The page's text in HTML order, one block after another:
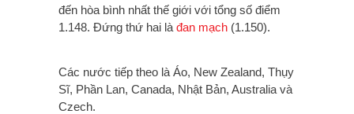
đến hòa bình nhất thế giới với tổng số điểm
1.148. Đứng thứ hai là đan mạch (1.150).
Các nước tiếp theo là Áo, New Zealand, Thụy
Sĩ, Phần Lan, Canada, Nhật Bản, Australia và
Czech.